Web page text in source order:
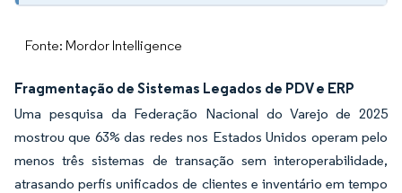
Fonte: Mordor Intelligence
Fragmentação de Sistemas Legados de PDV e ERP
Uma pesquisa da Federação Nacional do Varejo de 2025
mostrou que 63% das redes nos Estados Unidos operam pelo
menos três sistemas de transação sem interoperabilidade,
atrasando perfis unificados de clientes e inventário em tempo